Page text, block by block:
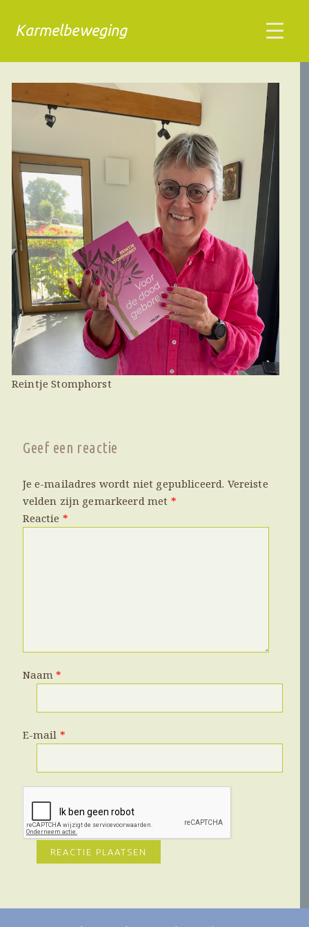
Reintje Stomphorst
Geef een reactie
Je e-mailadres wordt niet gepubliceerd. Vereiste
velden zijn gemarkeerd met *
Reactie *
Naam*
E-mail *
Karmelbeweging